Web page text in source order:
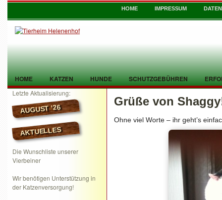
HOME IMPRESSUM
HOME KATZEN HUNDE SCHUTZGEBÜHREN
TIER GEFUNDEN KONTAKT
Letzte Aktualisierung:
AUGUST ’26
AKTUELLES
Die Wunschliste unserer
Vierbeiner
Wir benötigen Unterstützung in
der Katzenversorgung!
Grüße von
Ohne viel Worte – ihr geht’s